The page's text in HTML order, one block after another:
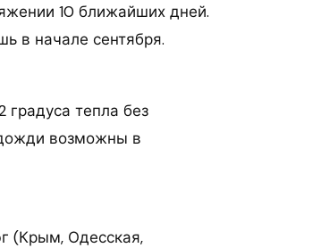
10 ближайших дней.
в начале сентября.
градуса тепла без
возможны в
(Крым, Одесская,